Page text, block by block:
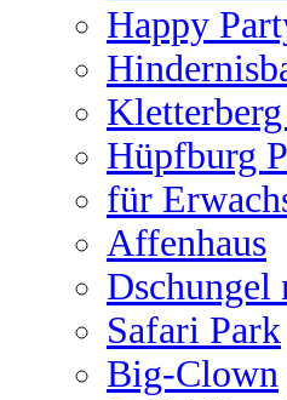
Happy
Hüpfburg
für
Affenhaus
Dschungel
Safari Park
Big-Clown